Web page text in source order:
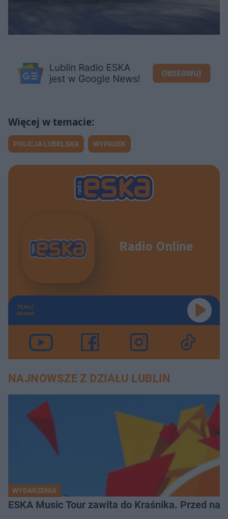
POLICJA LUBELSKA WYPADEK
Radio Online
TERAZ
GRAMY
NAJNOWSZE Z DZIAŁU LUBLIN
WYDARZENIA
ESKA Music Tour zawita do Kraśnika. Przed